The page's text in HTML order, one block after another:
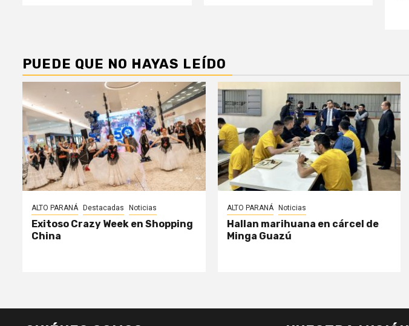
PUEDE QUE NO HAYAS LEÍDO
ALTO PARANÁ Destacadas Noticias
Exitoso Crazy Week en Shopping
China
ALTO PARANÁ Noticias
Hallan marihuana en cárcel de
Minga Guazú